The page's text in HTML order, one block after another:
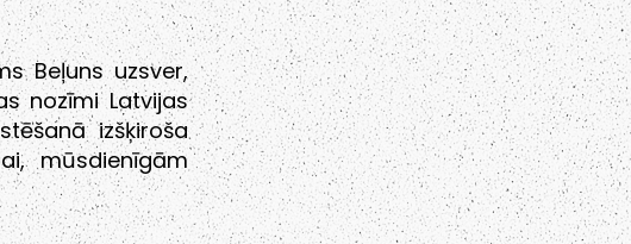
Beļuns uzsver,
nozīmi Latvijas
izšķiroša
mūsdienīgām